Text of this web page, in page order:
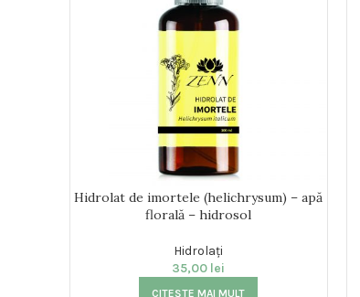
Hidrolat de imortele (helichrysum) – apă
florală – hidrosol
Hidrolați
35,00 lei
CITEȘTE MAI MULT